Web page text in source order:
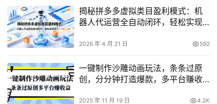
揭秘拼多多虚拟类目盈利模式：机
器人代运营全自动闭环，轻松实现
2026 年 4 月 21 日 592
一键制作沙雕动画玩法，条条过原
创，分分钟打造爆款，多平台賺收
2025 年 11 月 19 日 4.2K